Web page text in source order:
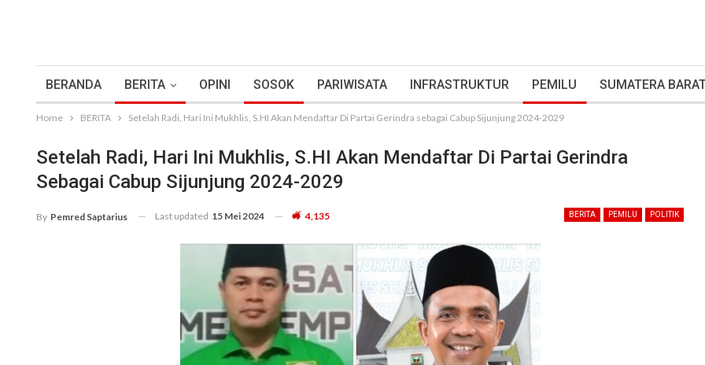
BERANDA BERITA OPINI SOSOK PARIWISATA INFRASTRUKTUR PEMILU SUMATERA
Home BERITA Setelah Radi, Hari Ini Mukhlis, S.HI Akan Mendaftar Di Partai Gerindra sebagai Cabup Sijunjung 2024-2029
Setelah Radi, Hari Ini Mukhlis, S.HI Akan Mendaftar Di Partai Gerindra
Sebagai Cabup Sijunjung 2024-2029
BERITA PEMILU POLITIK
By Pemred Saptarius Last updated 15 Mei 2024 4,135